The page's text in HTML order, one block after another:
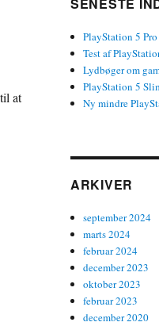
at
PlayStation 5
Test af
Lydbøger om
PlayStation 5
Ny mindre
ARKIVER
september 2024
marts 2024
februar 2024
december 2023
oktober 2023
februar 2023
december 2020